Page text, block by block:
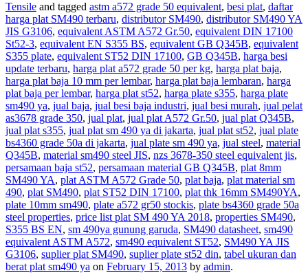
Tensile and tagged astm a572 grade 50 equivalent, besi plat, daftar
harga plat SM490 terbaru, distributor SM490, distributor SM490 YA
JIS G3106, equivalent ASTM A572 Gr.50, equivalent DIN 17100
St52-3, equivalent EN S355 BS, equivalent GB Q345B, equivalent
S355 plate, equivalent ST52 DIN 17100, GB Q345B, harga besi
update terbaru, harga plat a572 grade 50 per kg, harga plat baja,
harga plat baja 10 mm per lembar, harga plat baja lembaran, harga
plat baja per lembar, harga plat st52, harga plate s355, harga plate
sm490 ya, jual baja, jual besi baja industri, jual besi murah, jual pelat
as3678 grade 350, jual plat, jual plat A572 Gr.50, jual plat Q345B,
jual plat s355, jual plat sm 490 ya di jakarta, jual plat st52, jual plate
bs4360 grade 50a di jakarta, jual plate sm 490 ya, jual steel, material
Q345B, material sm490 steel JIS, nzs 3678-350 steel equivalent jis,
persamaan baja st52, persamaan material GB Q345B, plat 8mm
SM490 YA, plat ASTM A572 Grade 50, plat baja, plat material sm
490, plat SM490, plat ST52 DIN 17100, plat thk 16mm SM490YA,
plate 10mm sm490, plate a572 gr50 stockis, plate bs4360 grade 50a
steel properties, price list plat SM 490 YA 2018, properties SM490,
S355 BS EN, sm 490ya gunung garuda, SM490 datasheet, sm490
equivalent ASTM A572, sm490 equivalent ST52, SM490 YA JIS
G3106, suplier plat SM490, suplier plate st52 din, tabel ukuran dan
berat plat sm490 ya on February 15, 2013 by admin.